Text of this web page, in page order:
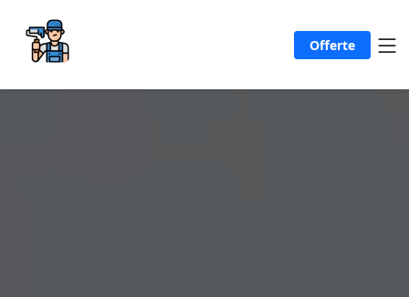
Offerte